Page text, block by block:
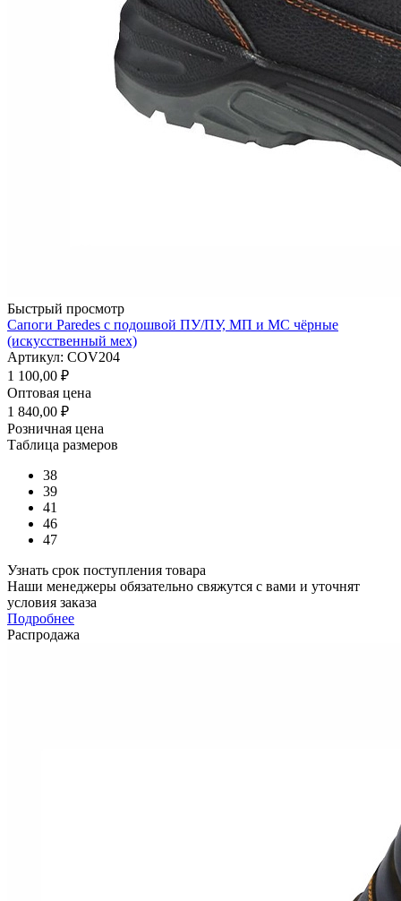
Быстрый просмотр
Сапоги Paredes с подошвой ПУ/ПУ, МП и МС чёрные
(искусственный мех)
Артикул: COV204
1 100,00 ₽
Оптовая цена
1 840,00 ₽
Розничная цена
Таблица размеров
38
39
41
46
47
Узнать срок поступления товара
Наши менеджеры обязательно свяжутся с вами и уточнят
условия заказа
Подробнее
Распродажа